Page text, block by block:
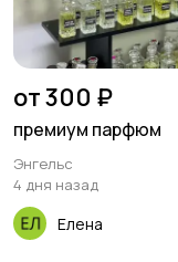
от 300 ₽
премиум парфюм
Энгельс
4 дня назад
Елена